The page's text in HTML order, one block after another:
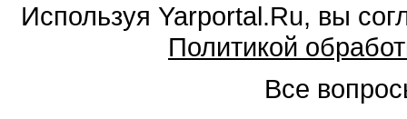
Используя Yarportal.Ru, вы
Политикой
Все